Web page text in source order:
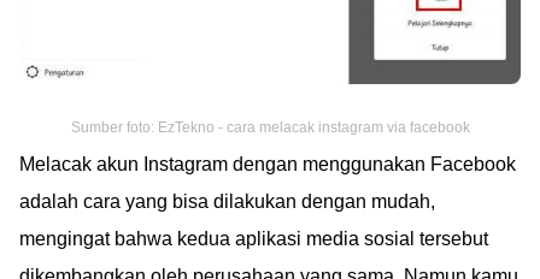
Sumber foto: EzTekno - cara melacak instagram via facebook
Melacak akun Instagram dengan menggunakan Facebook
adalah cara yang bisa dilakukan dengan mudah,
mengingat bahwa kedua aplikasi media sosial tersebut